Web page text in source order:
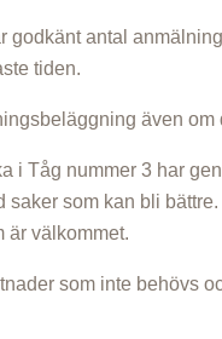
godkänt antal
tiden.
även om
i Tåg nummer 3 har
som kan bli
är välkommet.
som inte behövs